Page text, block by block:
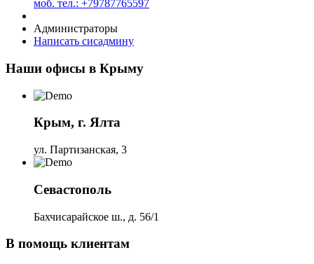
моб. тел.: +79787765597
Администраторы
Написать сисадмину
Наши офисы в Крыму
Крым, г. Ялта
ул. Партизанская, 3
Севастополь
Бахчисарайское ш., д. 56/1
В помощь клиентам